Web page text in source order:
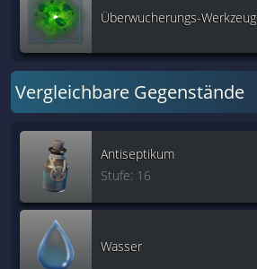
Überwucherungs-Werkzeug
Vergleichbare Gegenstände
Antiseptikum
Stufe: 16
Wasser